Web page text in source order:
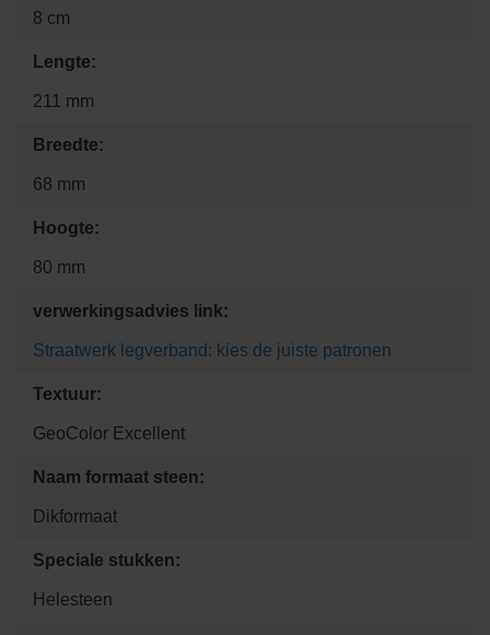
8 cm
Lengte:
211 mm
Breedte:
68 mm
Hoogte:
80 mm
verwerkingsadvies link:
Straatwerk legverband: kies de juiste patronen
Textuur:
GeoColor Excellent
Naam formaat steen:
Dikformaat
Speciale stukken:
Helesteen